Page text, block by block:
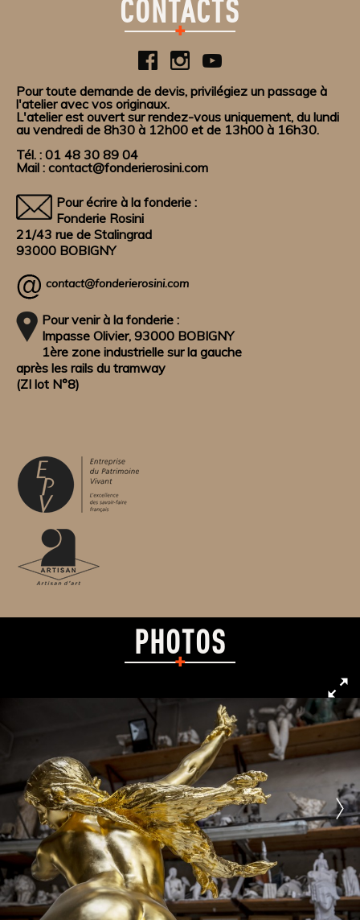
CONTACTS
Pour toute demande de devis, privilégiez un passage à
l'atelier avec vos originaux.
L'atelier est ouvert sur rendez-vous uniquement, du lundi
au vendredi de 8h30 à 12h00 et de 13h00 à 16h30.
Tél. : 01 48 30 89 04
Mail : contact@fonderierosini.com
Pour écrire à la fonderie :
Fonderie Rosini
21/43 rue de Stalingrad
93000 BOBIGNY
contact@fonderierosini.com
Pour venir à la fonderie :
Impasse Olivier, 93000 BOBIGNY
1ère zone industrielle sur la gauche
après les rails du tramway
(ZI lot N°8)
PHOTOS